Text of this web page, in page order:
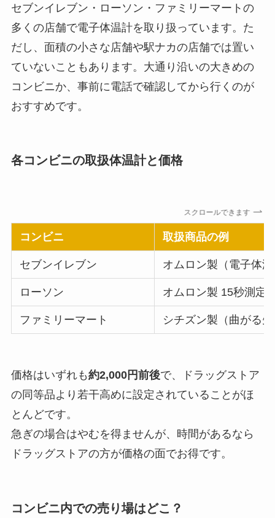
セブンイレブン・ローソン・ファミリーマートの
多くの店舗で電子体温計を取り扱っています。た
だし、面積の小さな店舗や駅ナカの店舗では置い
ていないこともあります。大通り沿いの大きめの
コンビニか、事前に電話で確認してから行くのが
おすすめです。
各コンビニの取扱体温計と価格
スクロールできます
コンビニ 取扱商品の例
セブンイレブン オムロン製（電子体
ローソン オムロン製 15秒測定
ファミリーマート シチズン製（曲がる
価格はいずれも約2,000円前後で、ドラッグストア
の同等品より若干高めに設定されていることがほ
とんどです。
急ぎの場合はやむを得ませんが、時間があるなら
ドラッグストアの方が価格の面でお得です。
コンビニ内での売り場はどこ？